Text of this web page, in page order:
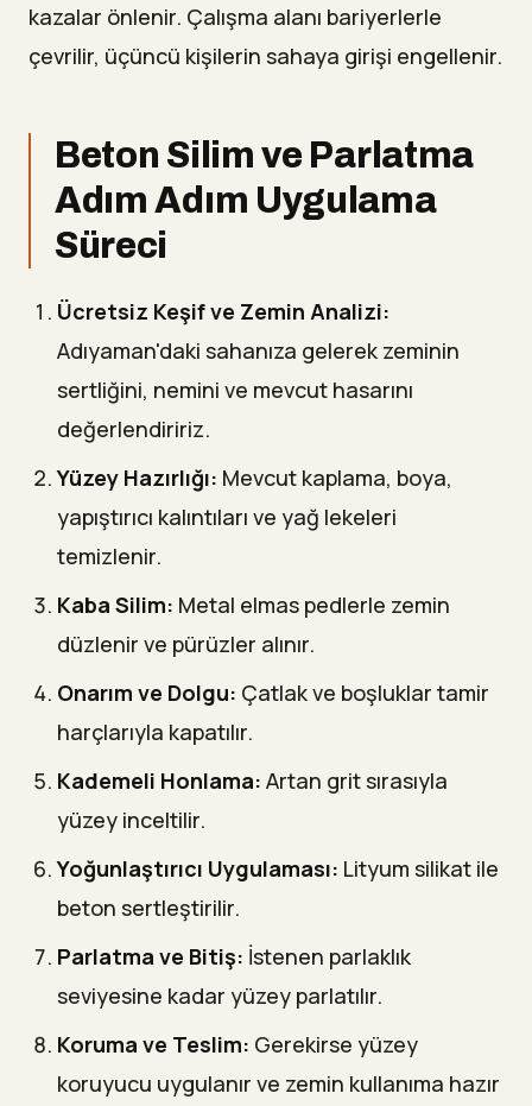
kazalar önlenir. Çalışma alanı bariyerlerle
çevrilir, üçüncü kişilerin sahaya girişi engellenir.
Beton Silim ve Parlatma
Adım Adım Uygulama
Süreci
Ücretsiz Keşif ve Zemin Analizi:
Adıyaman'daki sahanıza gelerek zeminin
sertliğini, nemini ve mevcut hasarını
değerlendiririz.
Yüzey Hazırlığı: Mevcut kaplama, boya,
yapıştırıcı kalıntıları ve yağ lekeleri
temizlenir.
Kaba Silim: Metal elmas pedlerle zemin
düzlenir ve pürüzler alınır.
Onarım ve Dolgu: Çatlak ve boşluklar tamir
harçlarıyla kapatılır.
Kademeli Honlama: Artan grit sırasıyla
yüzey inceltilir.
Yoğunlaştırıcı Uygulaması: Lityum silikat ile
beton sertleştirilir.
Parlatma ve Bitiş: İstenen parlaklık
seviyesine kadar yüzey parlatılır.
Koruma ve Teslim: Gerekirse yüzey
koruyucu uygulanır ve zemin kullanıma hazır